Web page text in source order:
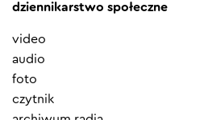
dziennikarstwo społeczne
video
audio
foto
czytnik